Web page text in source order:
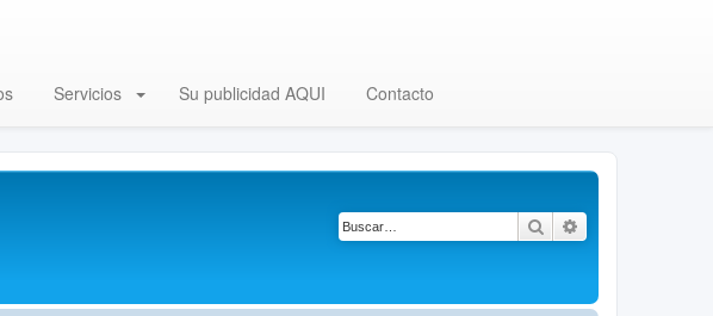
Servicios Su publicidad AQUI Contacto
Buscar